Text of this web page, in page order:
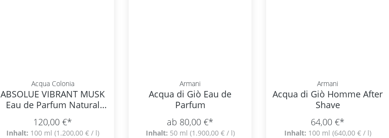
Acqua Colonia
ABSOLUE VIBRANT MUSK
Eau de Parfum Natural
120,00 €*
Inhalt: 100 ml (1.200,00 € / l)
Armani
Acqua di Giò Eau de
Parfum
ab 80,00 €*
Inhalt: 50 ml (1.900,00 € / l)
Armani
Acqua di Giò Homme After
Shave
64,00 €*
Inhalt: 100 ml (640,00 € / l)